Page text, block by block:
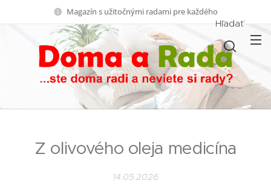
Magazín s užitočnými radami pre každého
Hľadať
Z olivového oleja medicína
14.05.2026